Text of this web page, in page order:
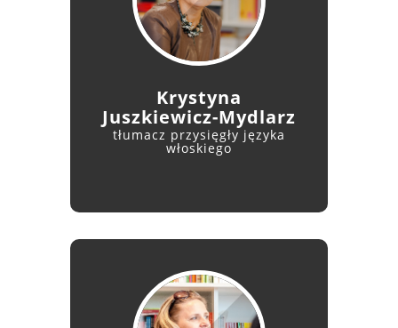
Krystyna
Juszkiewicz-Mydlarz
tłumacz przysięgły języka
włoskiego